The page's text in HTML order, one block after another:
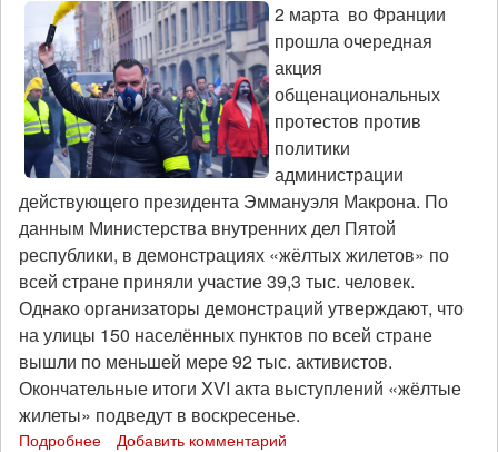
2 марта во Франции
прошла очередная
акция
общенациональных
протестов против
политики
администрации
действующего президента Эммануэля Макрона. По
данным Министерства внутренних дел Пятой
республики, в демонстрациях «жёлтых жилетов» по
всей стране приняли участие 39,3 тыс. человек.
Однако организаторы демонстраций утверждают, что
на улицы 150 населённых пунктов по всей стране
вышли по меньшей мере 92 тыс. активистов.
Окончательные итоги XVI акта выступлений «жёлтые
жилеты» подведут в воскресенье.
Подробнее Добавить комментарий